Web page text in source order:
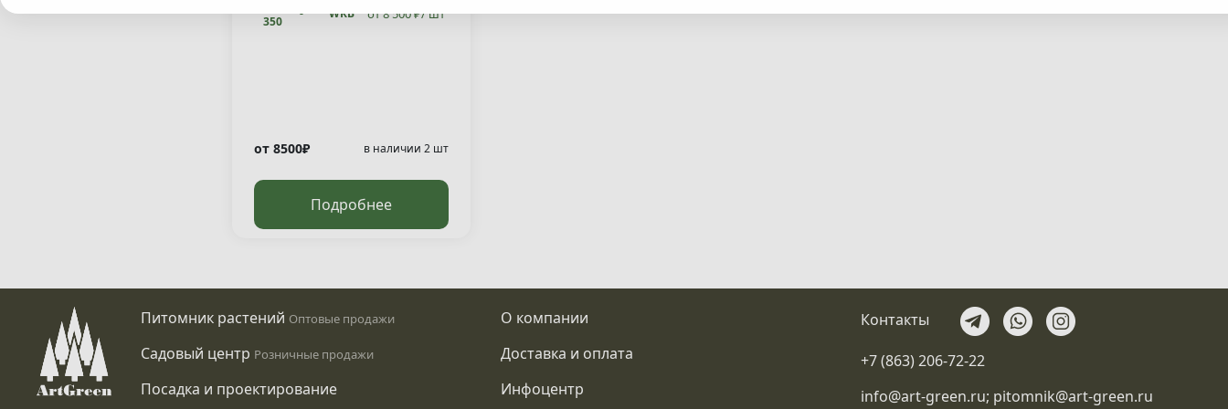
350
- WRB от 8 500 ₽/ шт
от 8500₽ в наличии 2 шт
Подробнее
Питомник растений Оптовые продажи
Садовый центр Розничные продажи
Посадка и проектирование
О компании
Доставка и оплата
Инфоцентр
Контакты
+7 (863) 206-72-22
info@art-green.ru; pitomnik@art-green.ru